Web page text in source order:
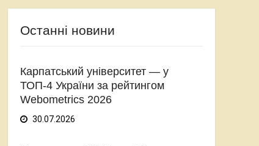
Останні новини
Карпатський університет — у
ТОП-4 України за рейтингом
Webometrics 2026
30.07.2026